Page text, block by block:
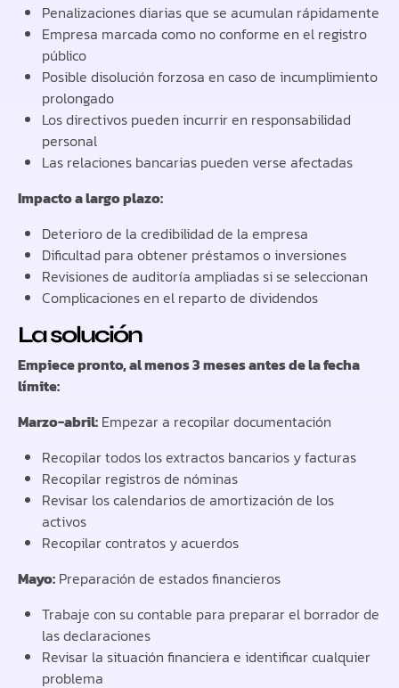
Penalizaciones diarias que se acumulan rápidamente
Empresa marcada como no conforme en el registro
público
Posible disolución forzosa en caso de incumplimiento
prolongado
Los directivos pueden incurrir en responsabilidad
personal
Las relaciones bancarias pueden verse afectadas
Impacto a largo plazo:
Deterioro de la credibilidad de la empresa
Dificultad para obtener préstamos o inversiones
Revisiones de auditoría ampliadas si se seleccionan
Complicaciones en el reparto de dividendos
La solución
Empiece pronto, al menos 3 meses antes de la fecha
límite:
Marzo-abril: Empezar a recopilar documentación
Recopilar todos los extractos bancarios y facturas
Recopilar registros de nóminas
Revisar los calendarios de amortización de los
activos
Recopilar contratos y acuerdos
Mayo: Preparación de estados financieros
Trabaje con su contable para preparar el borrador de
las declaraciones
Revisar la situación financiera e identificar cualquier
problema